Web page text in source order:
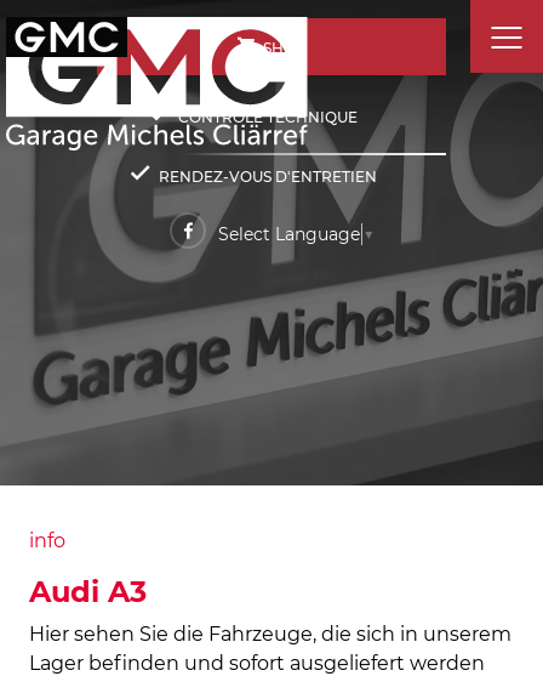
SHOP
CONTRÔLE TECHNIQUE
RENDEZ-VOUS D'ENTRETIEN
Select Language ▼
info
Audi A3
Hier sehen Sie die Fahrzeuge, die sich in unserem
Lager befinden und sofort ausgeliefert werden